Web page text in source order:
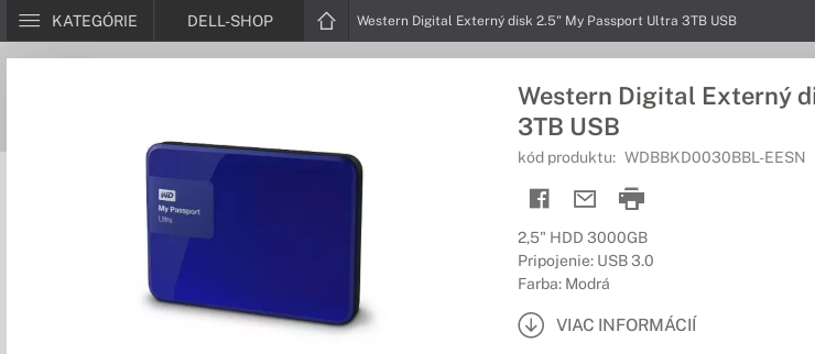
KATEGÓRIE DELL-SHOP Western Digital Externý disk 2.5" My Passport Ultra 3TB USB
Western Digital Externý
3TB USB
kód produktu: WDBBKD0030BBL-EESN
2,5" HDD 3000GB
Pripojenie: USB 3.0
Farba: Modrá
VIAC INFORMÁCIÍ